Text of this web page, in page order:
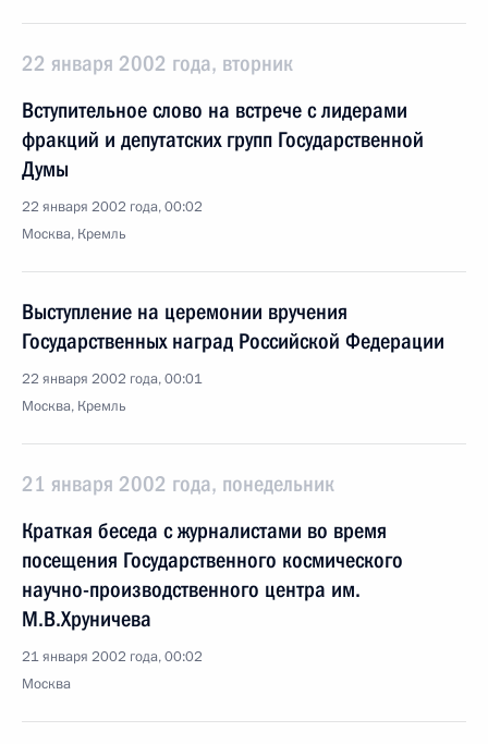
22 января 2002 года, вторник
Вступительное слово на встрече с лидерами
фракций и депутатских групп Государственной
Думы
22 января 2002 года, 00:02
Москва, Кремль
Выступление на церемонии вручения
Государственных наград Российской Федерации
22 января 2002 года, 00:01
Москва, Кремль
21 января 2002 года, понедельник
Краткая беседа с журналистами во время
посещения Государственного космического
научно-производственного центра им.
М.В.Хруничева
21 января 2002 года, 00:02
Москва